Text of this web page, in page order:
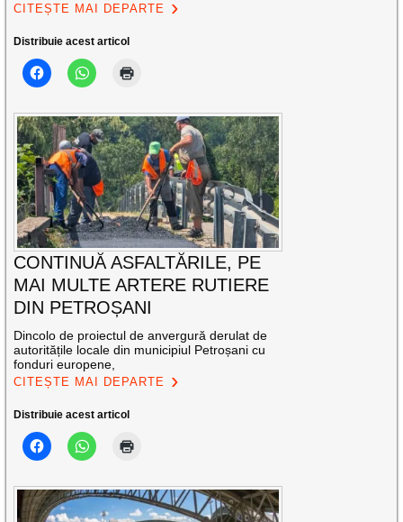
CITEȘTE MAI DEPARTE
Distribuie acest articol
CONTINUĂ ASFALTĂRILE, PE
MAI MULTE ARTERE RUTIERE
DIN PETROȘANI
Dincolo de proiectul de anvergură derulat de
autoritățile locale din municipiul Petroșani cu
fonduri europene,
CITEȘTE MAI DEPARTE
Distribuie acest articol